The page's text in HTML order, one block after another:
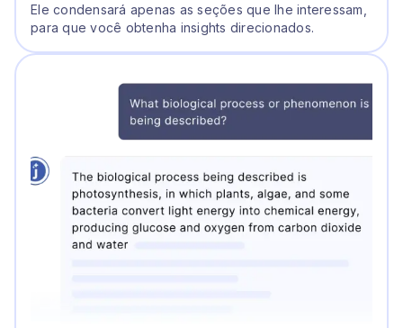
Ele condensará apenas as seções que lhe interessam,
para que você obtenha insights direcionados.